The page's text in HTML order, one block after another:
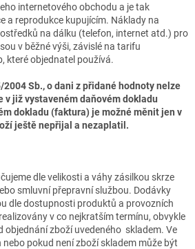
internetového obchodu a je tak
a reprodukce kupujícím. Náklady na
na dálku (telefon, internet atd.) pro
v běžné výši, závislé na tarifu
které objednatel používá.
2004 Sb., o dani z přidané hodnoty nelze
v již vystaveném daňovém dokladu
dokladu (faktura) je možné měnit jen v
ještě nepřijal a nezaplatil.
dle velikosti a váhy zásilkou skrze
smluvní přepravní službou. Dodávky
dle dostupnosti produktů a provozních
v co nejkratším termínu, obvykle
objednání zboží uvedeného skladem. Ve
pokud není zboží skladem může být